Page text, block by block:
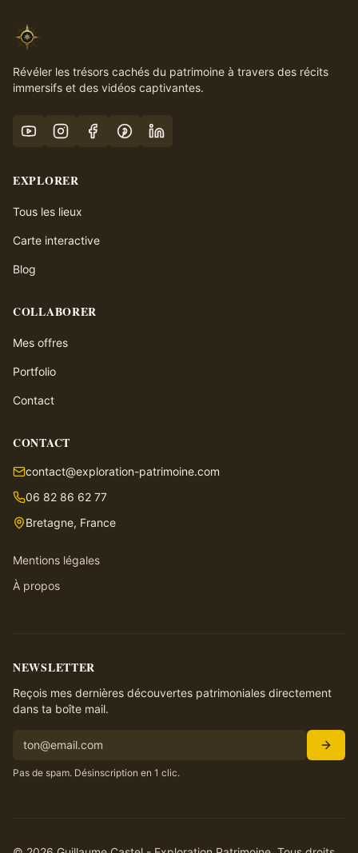
Révéler les trésors cachés du patrimoine à travers des récits
immersifs et des vidéos captivantes.
EXPLORER
Tous les lieux
Carte interactive
Blog
COLLABORER
Mes offres
Portfolio
Contact
CONTACT
contact@exploration-patrimoine.com
06 82 86 62 77
Bretagne, France
Mentions légales
À propos
NEWSLETTER
Reçois mes dernières découvertes patrimoniales directement
dans ta boîte mail.
Pas de spam. Désinscription en 1 clic.